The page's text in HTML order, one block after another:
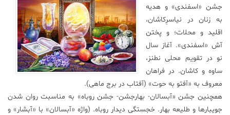
ورزشی
محیط
زیست
فناوری
جشن «اسفندی» و هدیه
به زنان در نیاسرِکاشان،
اقلید و محلات؛ و پختن
آش «اسفندی». آغاز سال
نو در تقویم محلی نطنز،
ساوه و کاشان. در فراهان
معروف به «آفتو به حوت» (آفتاب در برج ماهی).
همچنین جشن «آبسالان- بهارجشن- جشن روباه» به مناسبت روان شدن
جویبارها و طلیعه بهار. خجستگی دیدار روباه. (واژه «آبسالان» با «آبشار» و